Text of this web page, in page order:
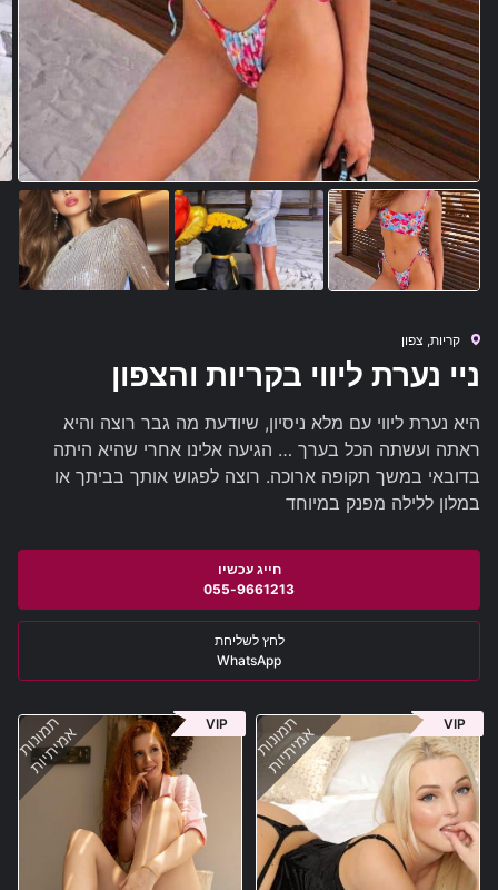
קריות, צפון
ניי נערת ליווי בקריות והצפון
היא נערת ליווי עם מלא ניסיון, שיודעת מה גבר רוצה והיא
ראתה ועשתה הכל בערך … הגיעה אלינו אחרי שהיא היתה
בדובאי במשך תקופה ארוכה. רוצה לפגוש אותך בביתך או
במלון ללילה מפנק במיוחד
055-9661213
WhatsApp
תמונות
אמיתיות VIP תמונות
אמיתיות VIP